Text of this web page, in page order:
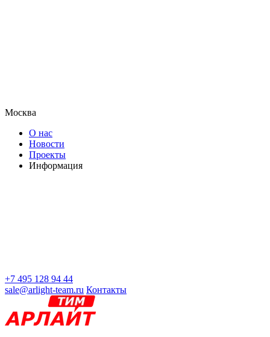
Москва
О нас
Новости
Проекты
Информация
+7 495 128 94 44
sale@arlight-team.ru Контакты